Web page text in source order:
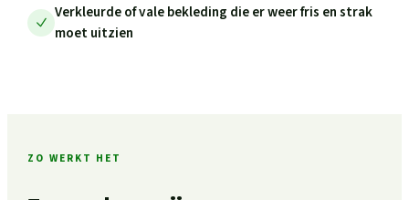
Verkleurde of vale bekleding die er weer fris en strak
moet uitzien
ZO WERKT HET